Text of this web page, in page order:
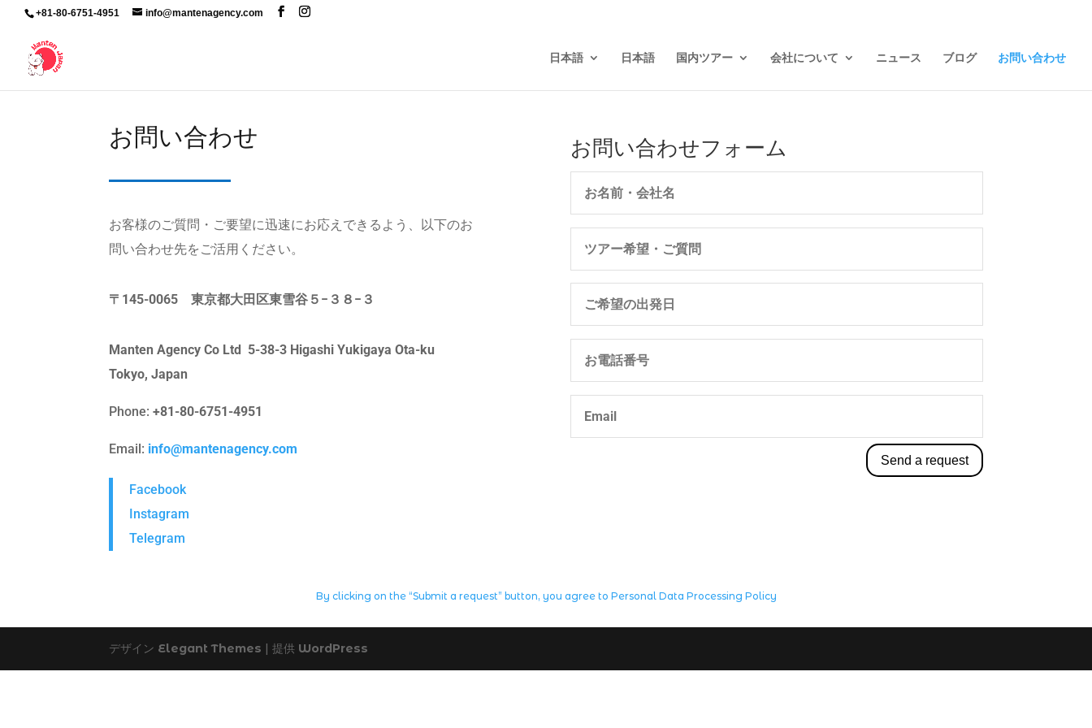
+81-80-6751-4951 info@mantenagency.com
日本語 日本語 国内ツアー 会社について ニュース ブログ お問い合わせ
お問い合わせ
お客様のご質問・ご要望に迅速にお応えできるよう、以下のお
問い合わせ先をご活用ください。
〒 145-0065 東京都大田区東雪谷５ − ３８ − ３
Manten Agency Co Ltd 5-38-3 Higashi Yukigaya Ota-ku
Tokyo, Japan
Phone:+81-80-6751-4951
Email: info@mantenagency.com
Facebook
Instagram
Telegram
お問い合わせフォーム
Send a request
By clicking on the “Submit a request” button, you agree to Personal Data Processing Policy
デザイン Elegant Themes | 提供 WordPress